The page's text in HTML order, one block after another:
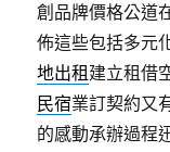
創品牌價格公道
佈這些包括多元
地出租 建立租借
民宿業訂契約又
的感動承辦過程